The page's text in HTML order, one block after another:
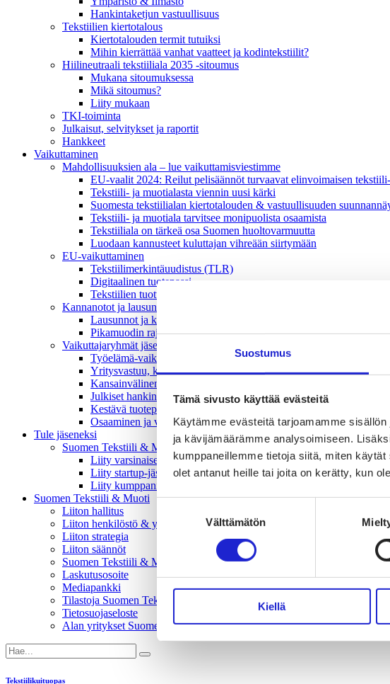
Suostumus
Tämä sivusto käyttää evästeitä
Käytämme evästeitä tarjoamamme
ja kävijämäärämme analysoimiseen.
kumppaneillemme tietoja siitä, miten
olet antanut heille tai joita on kerätty, kun
valinta
Välttämätön
Kiellä
Hankintaketjun vastuullisuus
Tekstiilien kiertotalous
Kiertotalouden termit tutuiksi
Mihin kierrättää vanhat vaatteet ja kodintekstiilit?
Hiilineutraali tekstiiliala 2035 -sitoumus
Mukana sitoumuksessa
Mikä sitoumus?
Liity mukaan
TKI-toiminta
Julkaisut, selvitykset ja raportit
Hankkeet
Vaikuttaminen
Mahdollisuuksien ala – lue vaikuttamis­viestimme
EU-vaalit 2024: Reilut pelisäännöt turvaavat elinvoimaisen
Tekstiili- ja muotialasta viennin uusi kärki
Suomesta tekstiilialan kiertotalouden & vastuullisuuden
Tekstiili- ja muotiala tarvitsee monipuolista osaamista
Tekstiiliala on tärkeä osa Suomen huoltovarmuutta
Luodaan kannusteet kuluttajan vihreään siirtymään
EU-vaikuttaminen
Tekstiilimerkintäuudistus (TLR)
Digitaalinen tuotepassi
Tekstiilien tuottajavastuu (EPR)
Kannanotot ja lausunnot
Lausunnot ja kantapaperit
Pikamuodin rajoittaminen
Vaikuttajaryhmät jäsenyrityksille
Työelämä-vaikuttajaryhmä
Yritysvastuu, kiertotalous ja toimivat markkinat -vaikuttajaryhmä
Kansainvälinen liiketoiminta ja rahoitus -vaikuttajaryhmä
Julkiset hankinnat ja huoltovarmuus -vaikuttajaryhmä
Kestävä tuotepolitiikka​ -vaikuttajaryhmä
Osaaminen ja vetovoima -vaikuttajaryhmä
Tule jäseneksi
Suomen Tekstiili & Muodin jäsenyysmuodot
Liity varsinaiseksi jäseneksi
Liity startup-jäseneksi
Liity kumppani­jäseneksi
Suomen Tekstiili & Muoti
Liiton hallitus
Liiton henkilöstö & yhteystiedot
Liiton strategia
Liiton säännöt
Suomen Tekstiili & Muoti 120 vuotta
Laskutusosoite
Mediapankki
Tilastoja Suomen Tekstiili & Muoti ry:stä ja sen jäsenistä
Tietosuojaseloste
Alan yritykset Suomessa – tutustu jäseniimme
Tekstiilikuituopas